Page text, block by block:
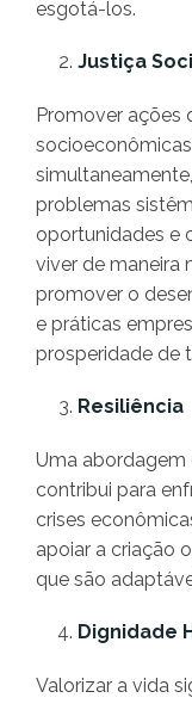
esgotá-los.
Justiça
Promover ações
problemas
oportunidades e
viver de maneira
promover o
e práticas
prosperidade de
Resiliência
Uma abordagem
contribui para
crises
apoiar a criação
que são
Dignidade
Valorizar a vida